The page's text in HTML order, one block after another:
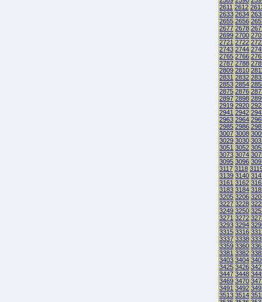
2611 2612
2633 2634
2655 2656
2677 2678
2699 2700
2721 2722
2743 2744
2765 2766
2787 2788
2809 2810
2831 2832
2853 2854
2875 2876
2897 2898
2919 2920
2941 2942
2963 2964
2985 2986
3007 3008
3029 3030
3051 3052
3073 3074
3095 3096
3117 3118
3139 3140
3161 3162
3183 3184
3205 3206
3227 3228
3249 3250
3271 3272
3293 3294
3315 3316
3337 3338
3359 3360
3381 3382
3403 3404
3425 3426
3447 3448
3469 3470
3491 3492
3513 3514